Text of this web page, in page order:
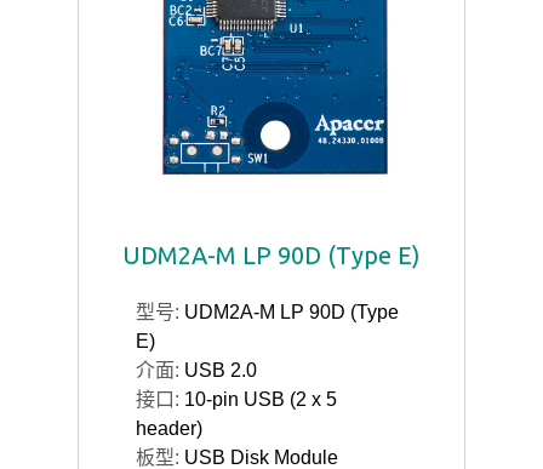
UDM2A-M LP 90D (Type E)
型号: UDM2A-M LP 90D (Type
E)
介面: USB 2.0
接口: 10-pin USB (2 x 5
header)
板型: USB Disk Module